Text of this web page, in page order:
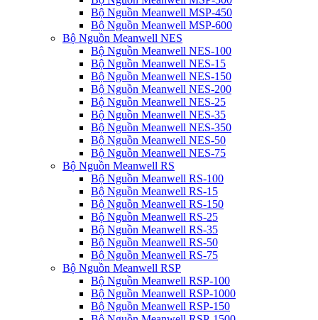
Bộ Nguồn Meanwell MSP-450
Bộ Nguồn Meanwell MSP-600
Bộ Nguồn Meanwell NES
Bộ Nguồn Meanwell NES-100
Bộ Nguồn Meanwell NES-15
Bộ Nguồn Meanwell NES-150
Bộ Nguồn Meanwell NES-200
Bộ Nguồn Meanwell NES-25
Bộ Nguồn Meanwell NES-35
Bộ Nguồn Meanwell NES-350
Bộ Nguồn Meanwell NES-50
Bộ Nguồn Meanwell NES-75
Bộ Nguồn Meanwell RS
Bộ Nguồn Meanwell RS-100
Bộ Nguồn Meanwell RS-15
Bộ Nguồn Meanwell RS-150
Bộ Nguồn Meanwell RS-25
Bộ Nguồn Meanwell RS-35
Bộ Nguồn Meanwell RS-50
Bộ Nguồn Meanwell RS-75
Bộ Nguồn Meanwell RSP
Bộ Nguồn Meanwell RSP-100
Bộ Nguồn Meanwell RSP-1000
Bộ Nguồn Meanwell RSP-150